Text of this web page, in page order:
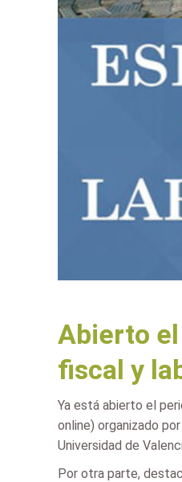
Abierto
fiscal y
Ya está abierto el
online) organizado
Universidad de
Por otra parte,